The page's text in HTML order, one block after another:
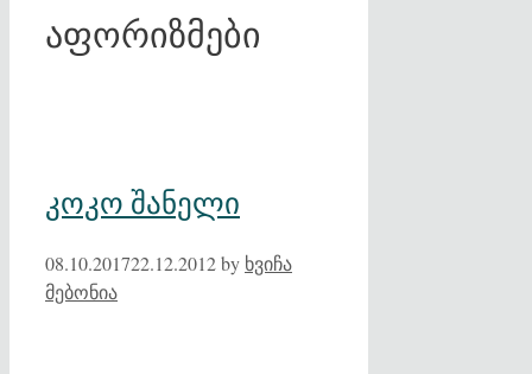
აფორიზმები
კოკო შანელი
08.10.201722.12.2012by ხვიჩა
მებონია